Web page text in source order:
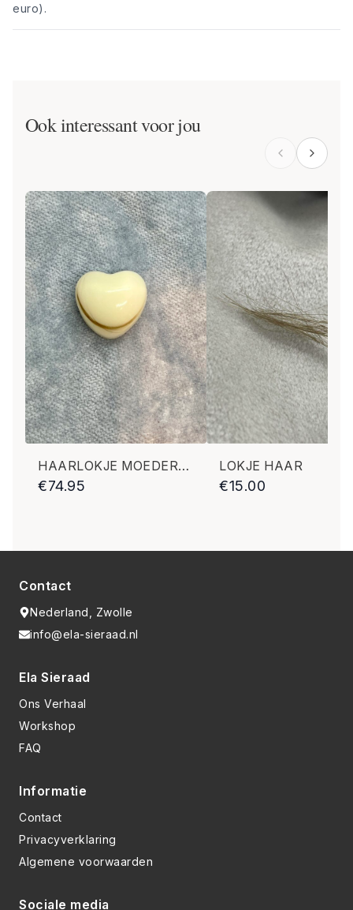
euro).
Ook interessant voor jou
HAARLOKJE MOEDERMELK STEEN
€74.95
LOKJE HAAR
€15.00
Contact
Nederland, Zwolle
info@ela-sieraad.nl
Ela Sieraad
Ons Verhaal
Workshop
FAQ
Informatie
Contact
Privacyverklaring
Algemene voorwaarden
Sociale media